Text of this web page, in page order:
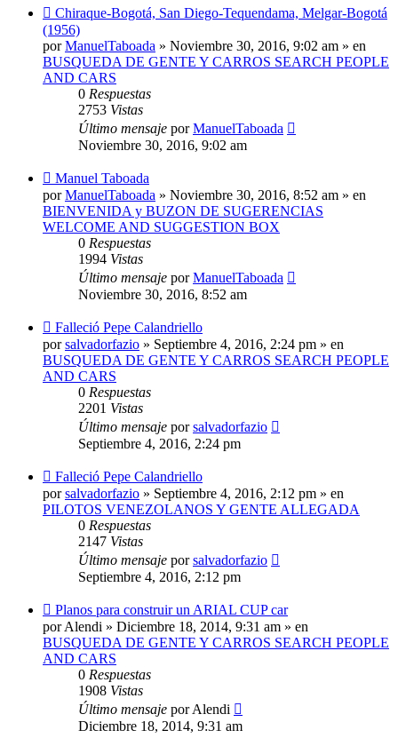
Nuevo
mensaje
Chiraque-Bogotá, San Diego-Tequendama, Melgar-Bogotá
(1956)
porManuelTaboada » Noviembre 30, 2016, 9:02 am » en
BUSQUEDA DE GENTE Y CARROS SEARCH PEOPLE
AND CARS
0 Respuestas
2753 Vistas
Último mensaje porManuelTaboada
Noviembre 30, 2016, 9:02 am
Nuevo
mensaje
Manuel Taboada
porManuelTaboada » Noviembre 30, 2016, 8:52 am » en
BIENVENIDA y BUZON DE SUGERENCIAS
WELCOME AND SUGGESTION BOX
0 Respuestas
1994 Vistas
Último mensaje porManuelTaboada
Noviembre 30, 2016, 8:52 am
Nuevo
mensaje
Falleció Pepe Calandriello
porsalvadorfazio » Septiembre 4, 2016, 2:24 pm » en
BUSQUEDA DE GENTE Y CARROS SEARCH PEOPLE
AND CARS
0 Respuestas
2201 Vistas
Último mensaje porsalvadorfazio
Septiembre 4, 2016, 2:24 pm
Nuevo
mensaje
Falleció Pepe Calandriello
porsalvadorfazio » Septiembre 4, 2016, 2:12 pm » en
PILOTOS VENEZOLANOS Y GENTE ALLEGADA
0 Respuestas
2147 Vistas
Último mensaje porsalvadorfazio
Septiembre 4, 2016, 2:12 pm
Nuevo
mensaje
Planos para construir un ARIAL CUP car
porAlendi » Diciembre 18, 2014, 9:31 am » en
BUSQUEDA DE GENTE Y CARROS SEARCH PEOPLE
AND CARS
0 Respuestas
1908 Vistas
Último mensaje porAlendi
Diciembre 18, 2014, 9:31 am